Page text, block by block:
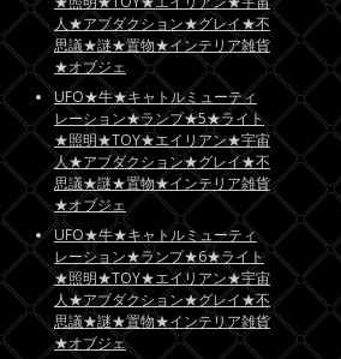
人★アブダクション★グレイ★不
思議★謎★置物★インテリア雑貨
★オブジェ
UFO★牛★キャトルミューティ
レーション★ランプ★5★ライト
★照明★TOY★エイリアン★宇宙
人★アブダクション★グレイ★不
思議★謎★置物★インテリア雑貨
★オブジェ
UFO★牛★キャトルミューティ
レーション★ランプ★6★ライト
★照明★TOY★エイリアン★宇宙
人★アブダクション★グレイ★不
思議★謎★置物★インテリア雑貨
★オブジェ